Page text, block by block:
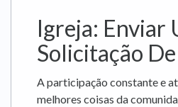
Igreja: Enviar
Solicitação
A participação constante e
melhores coisas da